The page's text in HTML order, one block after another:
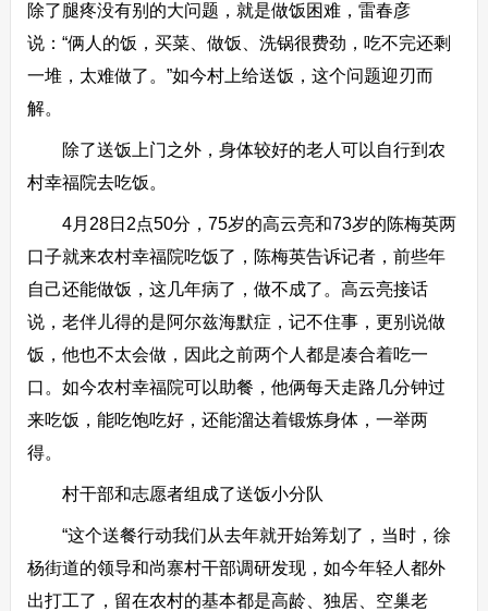
除了腿疼没有别的大问题，就是做饭困难，雷春彦
说：“俩人的饭，买菜、做饭、洗锅很费劲，吃不完还剩
一堆，太难做了。”如今村上给送饭，这个问题迎刃而
解。
除了送饭上门之外，身体较好的老人可以自行到农
村幸福院去吃饭。
4月28日2点50分，75岁的高云亮和73岁的陈梅英两
口子就来农村幸福院吃饭了，陈梅英告诉记者，前些年
自己还能做饭，这几年病了，做不成了。高云亮接话
说，老伴儿得的是阿尔兹海默症，记不住事，更别说做
饭，他也不太会做，因此之前两个人都是凑合着吃一
口。如今农村幸福院可以助餐，他俩每天走路几分钟过
来吃饭，能吃饱吃好，还能溜达着锻炼身体，一举两
得。
村干部和志愿者组成了送饭小分队
“这个送餐行动我们从去年就开始筹划了，当时，徐
杨街道的领导和尚寨村干部调研发现，如今年轻人都外
出打工了，留在农村的基本都是高龄、独居、空巢老